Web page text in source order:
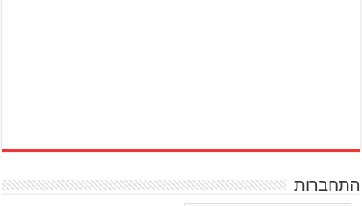
התחברות